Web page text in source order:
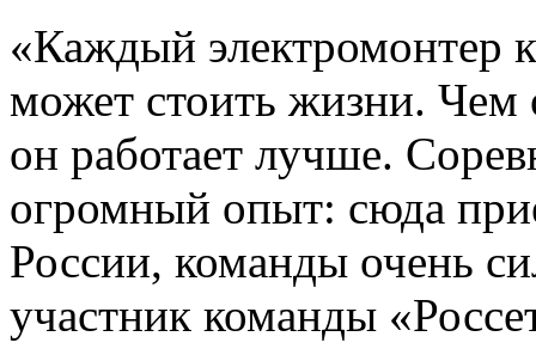
«Каждый электромонтер
может стоить жизни. Чем
он работает лучше.
огромный опыт: сюда
России, команды очень
участник команды